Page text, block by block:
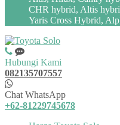
CHR hybrid, Altis
Yaris Cross Hybrid,
Hubungi Kami
082135707557
Chat WhatsApp
+62-81229745678